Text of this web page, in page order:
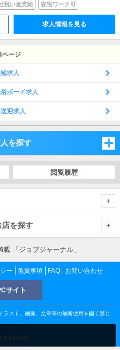
祝い金支給 在宅ワーク可
求人情報を見る
ページ
求人
ボーイ求人
迎求人
を探す
イバー
バー
バー
送迎ドライバー
バー
バー
ライバー
ドライバー
バー
バー
イバー
ドライバー
ドライバー
ヘル送迎ドライバー
ライバー
イバー
ライバー
イバー
ライバー
ライバー
ライバー
閲覧履歴
店を探す
「ジョブジャーナル」
ー 免責事項 FAQ お問い合わせ
サイト
ラスト、画像、文章等の無断使用を固く禁じ
HEAVEN